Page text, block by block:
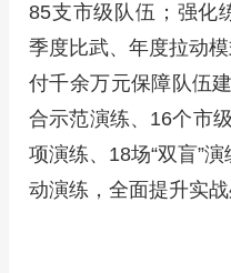
85支市级队伍；强化
季度比武、年度拉动
付千余万元保障队伍
合示范演练、16个市
项演练、18场“双盲”
动演练，全面提升实战